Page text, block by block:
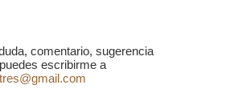
comentario, sugerencia
escribirme a